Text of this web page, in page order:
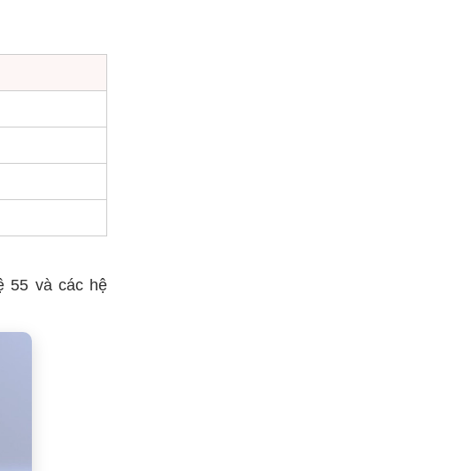
55 và các hệ